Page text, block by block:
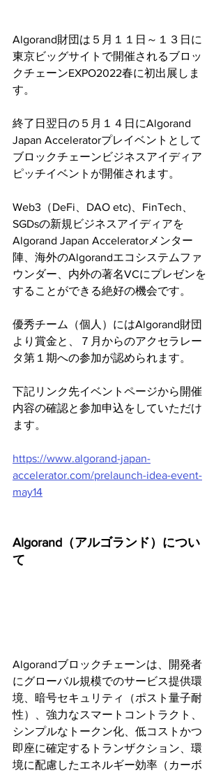
Algorand財団は５月１１日～１３日に
東京ビッグサイトで開催されるブロッ
クチェーンEXPO2022春に初出展しま
す。
終了日翌日の５月１４日にAlgorand
Japan Acceleratorプレイベントとして
ブロックチェーンビジネスアイディア
ピッチイベントが開催されます。
​Web3（DeFi、DAO etc)、FinTech、
SGDsの新規ビジネスアイディアを
Algorand Japan Acceleratorメンター
陣、海外のAlgorandエコシステムファ
ウンダー、内外の著名VCにプレゼンを
することができる絶好の機会です。
優秀チーム（個人）にはAlgorand財団
より賞金と、７月からのアクセラレー
タ第１期への参加が認められます。
下記リンク先イベントページから開催
内容の確認と参加申込をしていただけ
ます。
https://www.algorand-japan-
accelerator.com/prelaunch-idea-event-
may14
Algorand（アルゴランド）につい
て
Algorandブロックチェーンは、開発者
にグローバル規模でのサービス提供環
境、暗号セキュリティ（ポスト量子耐
性）、強力なスマートコントラクト、
シンプルなトークン化、低コストかつ
即座に確定するトランザクション、環
境に配慮したエネルギー効率（カーボ